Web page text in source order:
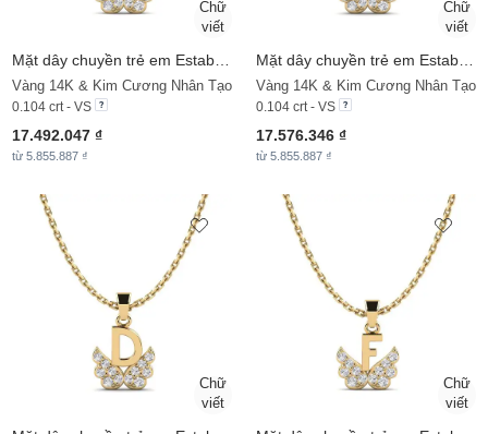
Vàng 14K & Kim Cương Nhân Tạo
0.104 crt - VS
17.492.047 ₫
từ 5.855.887 ₫
Vàng 14K & Kim Cương Nhân Tạo
0.104 crt - VS
17.576.346 ₫
từ 5.855.887 ₫